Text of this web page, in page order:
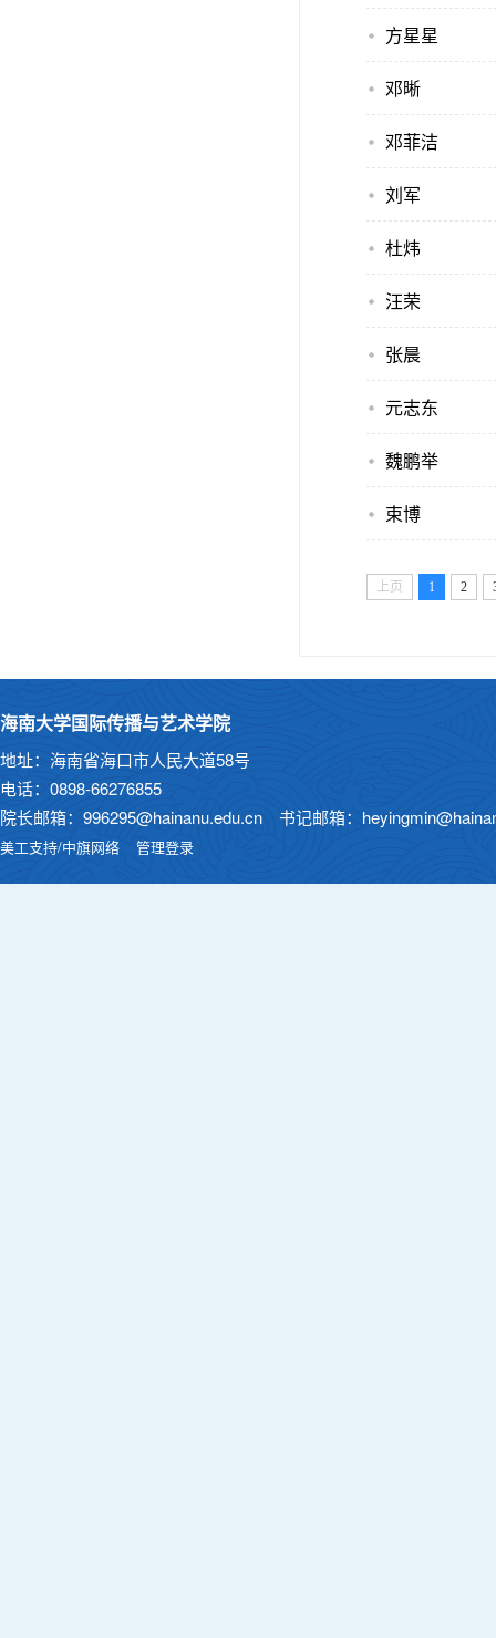
方星星
邓晰
邓菲洁
刘军
杜炜
汪荣
张晨
元志东
魏鹏举
束博
上页 1 2
海南大学国际传播与艺术学院
地址：海南省海口市人民大道58号
电话：0898-66276855
院长邮箱：996295@hainanu.edu.cn 书记邮箱：
美工支持/中旗网络 管理登录